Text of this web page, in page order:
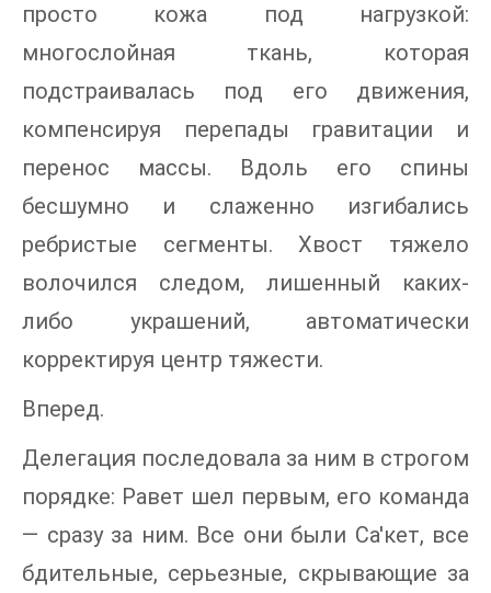
просто кожа под нагрузкой:
многослойная ткань, которая
подстраивалась под его движения,
компенсируя перепады гравитации и
перенос массы. Вдоль его спины
бесшумно и слаженно изгибались
ребристые сегменты. Хвост тяжело
волочился следом, лишенный каких-
либо украшений, автоматически
корректируя центр тяжести.
Вперед.
Делегация последовала за ним в строгом
порядке: Равет шел первым, его команда
— сразу за ним. Все они были Са'кет, все
бдительные, серьезные, скрывающие за